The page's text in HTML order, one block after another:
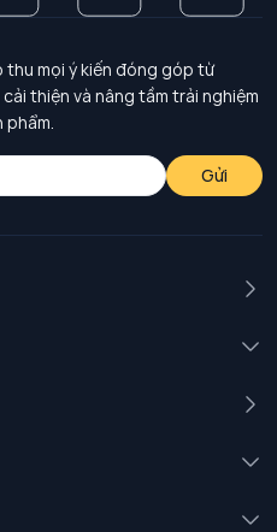
mọi ý kiến đóng góp từ
thiện và nâng tầm trải nghiệm
phẩm.
Gửi